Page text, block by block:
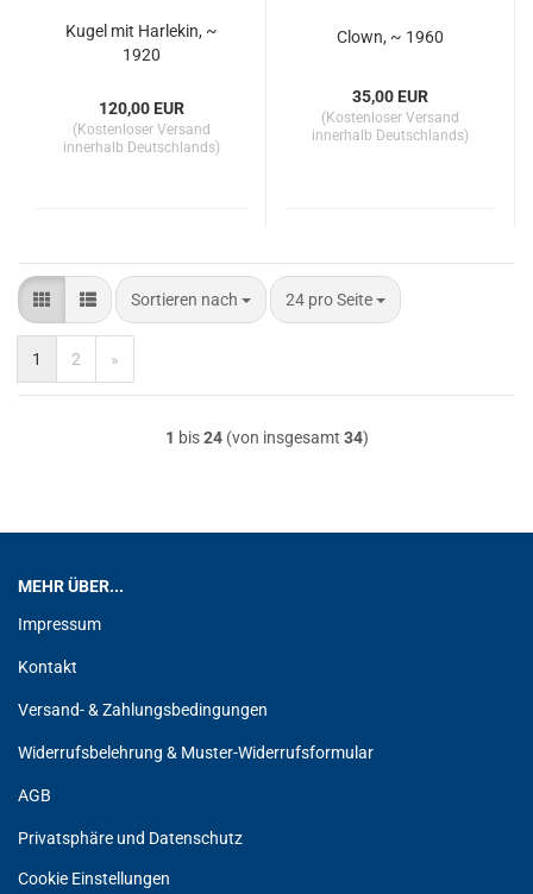
Kugel mit Harlekin, ~
1920
120,00 EUR
(Kostenloser Versand
innerhalb Deutschlands)
Clown, ~ 1960
35,00 EUR
(Kostenloser Versand
innerhalb Deutschlands)
Sortieren nach
Sortieren nach 24 pro Seite
pro Seite
1 2 »
1 bis24(von insgesamt 34)
MEHR ÜBER...
Impressum
Kontakt
Versand- & Zahlungsbedingungen
Widerrufsbelehrung & Muster-Widerrufsformular
AGB
Privatsphäre und Datenschutz
Cookie Einstellungen